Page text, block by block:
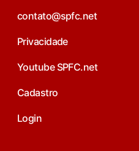
contato@spfc.net
Privacidade
Youtube SPFC.net
Cadastro
Login